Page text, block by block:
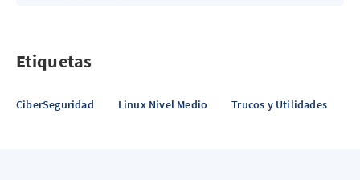
Etiquetas
CiberSeguridad Linux Nivel Medio Trucos y Utilidades